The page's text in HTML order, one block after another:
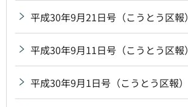
平成30年9月21日号（こうとう区報）
平成30年9月11日号（こうとう区報）
平成30年9月1日号（こうとう区報）